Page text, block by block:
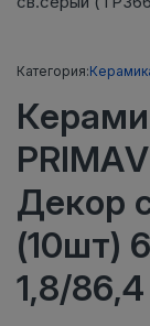
Категория:
Декор
(10шт)
1,8/86,4